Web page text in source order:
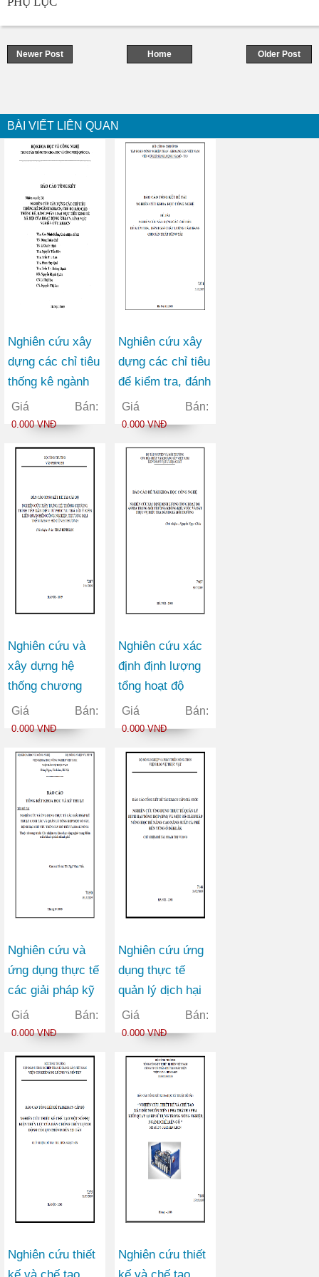
Newer Post Older Post
Home
BÀI VIẾT LIÊN QUAN
Nghiên cứu xây
dựng các chỉ tiêu
thống kê ngành
KHCN, chế độ
báo cáo tống kê,
mục tiêu kinh tế
động nghiên cứu
KHCN, lĩnh vực
Giá Bán:
0.000 VNĐ
Nghiên cứu xây
dựng các chỉ tiêu
để kiểm tra, đánh
giá chất lượng
tấm băng cho
Giá Bán:
0.000 VNĐ
Nghiên cứu và
xây dựng hệ
thống chương
trình tiếp dân
điện tử phục vụ
quan đến công
mại trên Website
của Bộ Công
Giá Bán:
0.000 VNĐ
Nghiên cứu xác
định định lượng
tổng hoạt độ
anpha trong môi
trường không
phục vụ điều tra
trường
Giá Bán:
0.000 VNĐ
Nghiên cứu và
ứng dụng thực tế
các giải pháp kỹ
thuật canh tác và
quản lý tổng hợp
hại chủ yếu trên
Đăk Nông
Giá Bán:
0.000 VNĐ
Nghiên cứu ứng
dụng thực tế
quản lý dịch hại
tổng hợp (IPM)
và một số giải
nâng cao năng
suất cà phê bền
vững ở Đăk Lăk
Giá Bán:
0.000 VNĐ
Nghiên cứu thiết
Nghiên cứu thiết